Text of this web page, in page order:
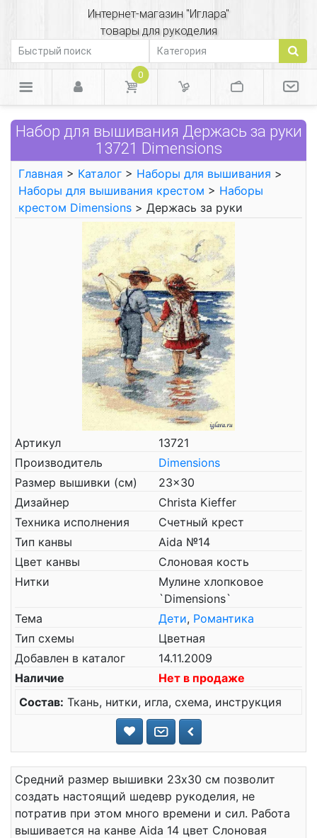
Интернет-магазин "Иглара"
товары для рукоделия
0
Набор для вышивания Держась за руки
13721 Dimensions
Главная > Каталог > Наборы для вышивания >
Наборы для вышивания крестом > Наборы
крестом Dimensions > Держась за руки
Артикул
13721
Производитель
Dimensions
Размер вышивки (см)
23x30
Дизайнер
Christa Kieffer
Техника исполнения
Счетный крест
Тип канвы
Aida №14
Цвет канвы
Слоновая кость
Нитки
Мулине хлопковое
`Dimensions`
Тема
Дети, Романтика
Тип схемы
Цветная
Добавлен в каталог
14.11.2009
Наличие
Нет в продаже
Состав: Ткань, нитки, игла, схема, инструкция
Средний размер вышивки 23x30 см позволит
создать настоящий шедевр рукоделия, не
потратив при этом много времени и сил. Работа
вышивается на канве Aida 14 цвет Слоновая